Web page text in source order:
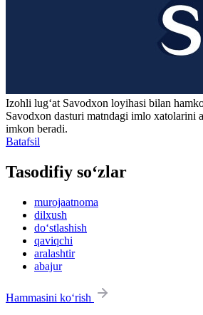
Izohli lugʻat Savodxon loyihasi bilan
Savodxon dasturi matndagi imlo xatolarini
imkon beradi.
Batafsil
Tasodifiy so‘zlar
murojaatnoma
dilxush
do‘stlashish
qaviqchi
aralashtir
abajur
Hammasini ko‘rish